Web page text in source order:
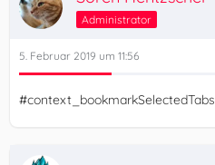
Administrator
5. Februar 2019 um 11:56
#context_bookmarkSelectedTabs